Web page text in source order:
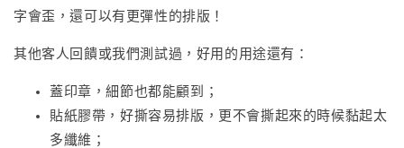
字會歪，還可以有更彈性的排版！
其他客人回饋或我們測試過，好用的用途還有：
蓋印章，細節也都能顧到；
貼紙膠帶，好撕容易排版，更不會撕起來的時候黏起太
多纖維；